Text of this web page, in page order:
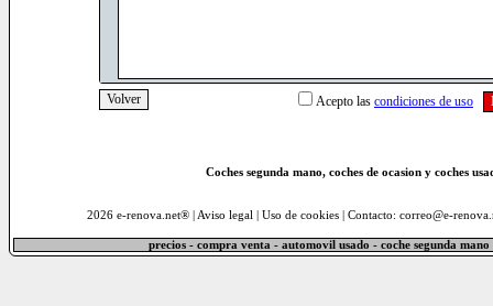
Acepto las condiciones de uso
Coches segunda mano, coches de ocasion y coches
2026 e-renova.net® | Aviso legal Uso de cookies| Contacto: correo@e-
precios - compra venta - automovil usado - coche segunda mano